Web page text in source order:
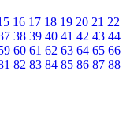
16 17 18 19 20 21 22
38 39 40 41 42 43 44
60 61 62 63 64 65 66
82 83 84 85 86 87 88